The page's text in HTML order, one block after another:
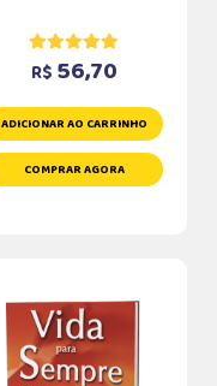
R$ 56,70
ADICIONAR AO CARRINHO
COMPRAR AGORA